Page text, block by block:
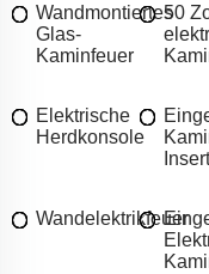
Wandmontiertes
Glas-
Kaminfeuer
50
Elektrische
Herdkonsole
Insert
Wandelektrikfeuer